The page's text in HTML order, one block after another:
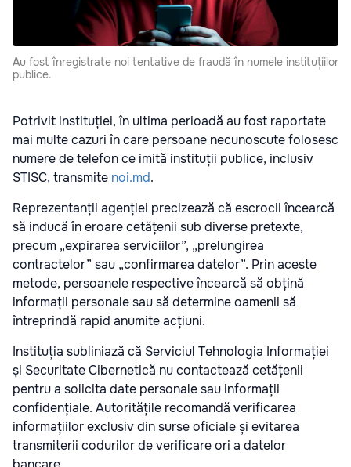
Au fost înregistrate noi tentative de fraudă în numele instituțiilor
publice.
Potrivit instituției, în ultima perioadă au fost raportate
mai multe cazuri în care persoane necunoscute folosesc
numere de telefon ce imită instituții publice, inclusiv
STISC, transmite noi.md.
Reprezentanții agenției precizează că escrocii încearcă
să inducă în eroare cetățenii sub diverse pretexte,
precum „expirarea serviciilor”, „prelungirea
contractelor” sau „confirmarea datelor”. Prin aceste
metode, persoanele respective încearcă să obțină
informații personale sau să determine oamenii să
întreprindă rapid anumite acțiuni.
Instituția subliniază că Serviciul Tehnologia Informației
și Securitate Cibernetică nu contactează cetățenii
pentru a solicita date personale sau informații
confidențiale. Autoritățile recomandă verificarea
informațiilor exclusiv din surse oficiale și evitarea
transmiterii codurilor de verificare ori a datelor